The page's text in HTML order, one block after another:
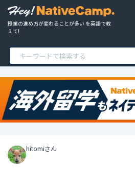
授業の進め方が変わることが多い を英語で教
えて!
hitomiさん